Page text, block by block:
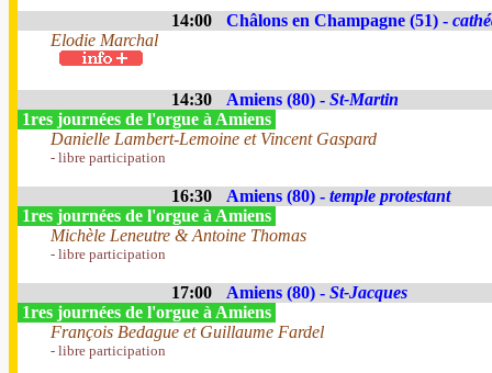
14:00 Châlons en Champagne (51) -
Elodie Marchal
14:30 Amiens (80) - St-Martin
1res journées de l'orgue à Amiens
Danielle Lambert-Lemoine et Vincent Gaspard
- libre participation
16:30 Amiens (80) - temple protestant
1res journées de l'orgue à Amiens
Michèle Leneutre & Antoine Thomas
- libre participation
17:00 Amiens (80) - St-Jacques
1res journées de l'orgue à Amiens
François Bedague et Guillaume Fardel
- libre participation